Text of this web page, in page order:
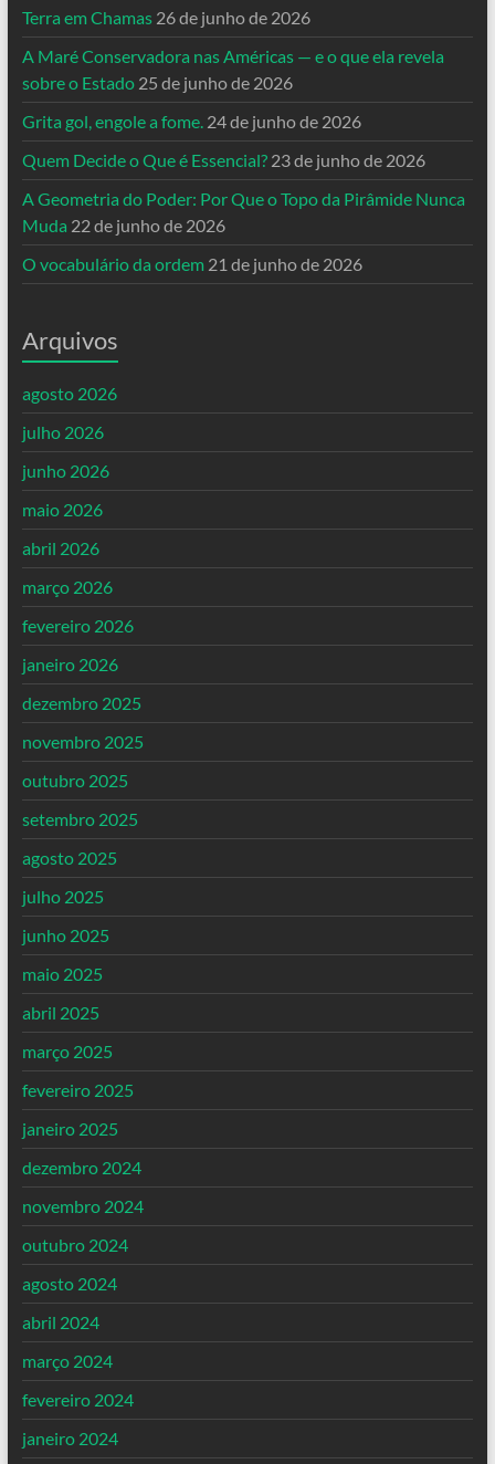
Terra em Chamas 26 de junho de 2026
A Maré Conservadora nas Américas — e o que ela revela
sobre o Estado 25 de junho de 2026
Grita gol, engole a fome. 24 de junho de 2026
Quem Decide o Que é Essencial? 23 de junho de 2026
A Geometria do Poder: Por Que o Topo da Pirâmide Nunca
Muda 22 de junho de 2026
O vocabulário da ordem 21 de junho de 2026
Arquivos
agosto 2026
julho 2026
junho 2026
maio 2026
abril 2026
março 2026
fevereiro 2026
janeiro 2026
dezembro 2025
novembro 2025
outubro 2025
setembro 2025
agosto 2025
julho 2025
junho 2025
maio 2025
abril 2025
março 2025
fevereiro 2025
janeiro 2025
dezembro 2024
novembro 2024
outubro 2024
agosto 2024
abril 2024
março 2024
fevereiro 2024
janeiro 2024